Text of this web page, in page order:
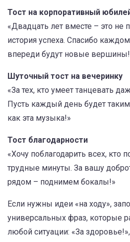
Тост на корпоративный
«Двадцать лет вместе – это не
история успеха. Спасибо
впереди будут новые
Шуточный тост на вечеринку
«За тех, кто умеет танцевать
Пусть каждый день будет
как эта музыка!»
Тост благодарности
«Хочу поблагодарить всех, кто
трудные минуты. За вашу
рядом – поднимем бокалы!»
Если нужны идеи «на ходу»,
универсальных фраз, которые
любой ситуации: «За здоровье!»,